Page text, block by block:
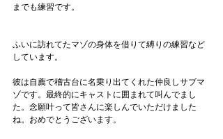
までも練習です。
ふいに訪れてたマゾの身体を借りて縛りの練習など
しています。
彼は自薦で稽古台に名乗り出てくれた仲良しサブマ
ゾです。最終的にキャストに囲まれて叫んでまし
た。念願叶って皆さんに楽しんでいただけました
ね。おめでとうございます。